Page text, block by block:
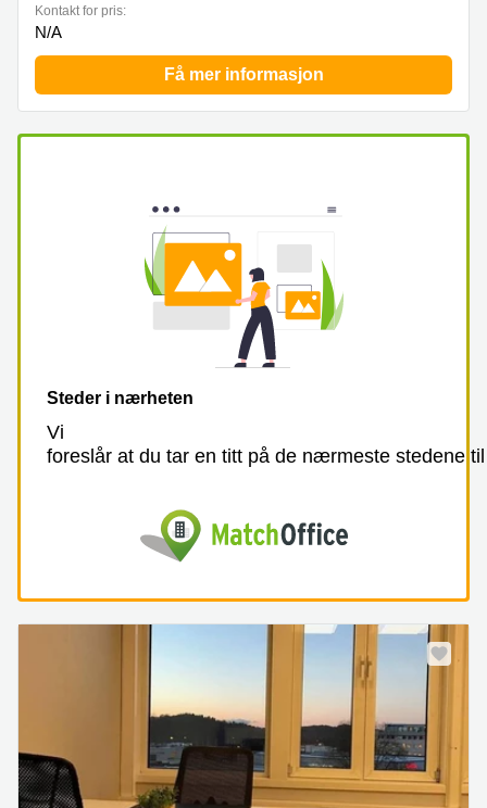
kontor
Trondheim
Leie
kontor
Leie
vei 9
Lysaker
6 Drammen
17A
Trondheim
Kontakt for pris:
N/A
Få mer informasjon
Steder i nærheten
Vi
foreslår at du tar en titt på de nærmeste stedene